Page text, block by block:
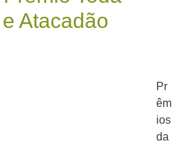
Atacadão
Pr
êm
ios
da